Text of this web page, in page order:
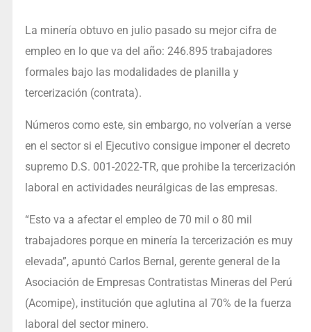
La minería obtuvo en julio pasado su mejor cifra de
empleo en lo que va del año: 246.895 trabajadores
formales bajo las modalidades de planilla y
tercerización (contrata).
Números como este, sin embargo, no volverían a verse
en el sector si el Ejecutivo consigue imponer el decreto
supremo D.S. 001-2022-TR, que prohibe la tercerización
laboral en actividades neurálgicas de las empresas.
“Esto va a afectar el empleo de 70 mil o 80 mil
trabajadores porque en minería la tercerización es muy
elevada”, apuntó Carlos Bernal, gerente general de la
Asociación de Empresas Contratistas Mineras del Perú
(Acomipe), institución que aglutina al 70% de la fuerza
laboral del sector minero.